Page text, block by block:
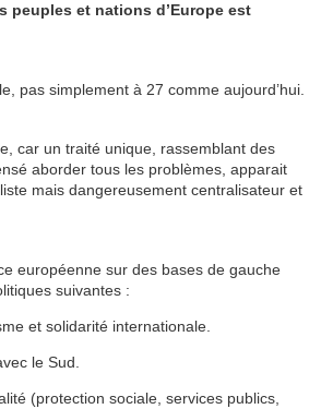
peuples et nations d’Europe est
pas simplement à 27 comme aujourd’hui.
car un traité unique, rassemblant des
aborder tous les problèmes, apparait
mais dangereusement centralisateur et
européenne sur des bases de gauche
suivantes :
et solidarité internationale.
le Sud.
(protection sociale, services publics,